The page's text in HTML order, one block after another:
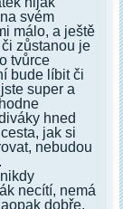
svém
málo, a ještě
zůstanou je
tvůrce
bude líbit či
super a
hned
jak si
nebudou
necítí, nemá
dobře.